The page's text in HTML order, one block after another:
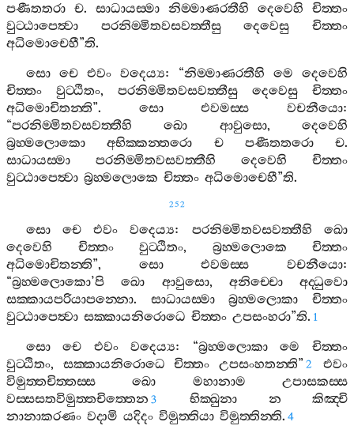
පණීතතරා ච. සාධායස‍්මා නිම‍්මාණරතීහි දෙවෙහි
චිත‍්තං
වුට‍්ඨාපෙත්‍වා
පරනිම‍්මිතවසවත‍්තීසු දෙවෙසු
චිත‍්තං
අධිමොචෙහී”ති.
සො චෙ එවං වදෙය්‍ය: “නිම‍්මාණරතීහි මෙ
දෙවෙහි
චිත‍්තං
වුට‍්ඨිතං, පරනිම‍්මිතවසවත‍්තීසු දෙවෙසු
චිත‍්තං
අධිමොචිතන‍්ති”. සො එවමස‍්ස වචනීයො:
“පරනිම‍්මිතවසවත‍්තීහි ඛො ආවුසො,දෙවෙහි
බ්‍රහ‍්මලොකො
අභික‍්කන‍්තරො ච පණීතතරො ච.
සාධායස‍්මා
පරනිම‍්මිතවසවත‍්තීහි දෙවෙහි
චිත‍්තං
වුට‍්ඨාපෙත්‍වා බ්‍රහ‍්මලොකෙ චිත‍්තං අධිමොචෙහී”ති.
252
සො චෙ එවං වදෙය්‍ය: පරනිම‍්මිතවසවත‍්තීහි
ඛො
දෙවෙහි
චිත‍්තං වුට‍්ඨිතං, බ්‍රහ‍්මලොකෙ
චිත‍්තං
අධිමොචිතන‍්ති”, සො එවමස‍්ස වචනීයො:
“බ්‍රහ‍්මලොකො’පි ඛො ආවුසො, අනිච‍්චො
අද‍්ධුවො
සක‍්කායපරියාපන‍්නො. සාධායස‍්මා බ්‍රහ‍්මලොකා
චිත‍්තං
වුට‍්ඨාපෙත්‍වා සක‍්කායනිරොධෙ චිත‍්තං උපසංහරා”ති. 1
සො චෙ එවං වදෙය්‍ය: “බ්‍රහ‍්මලොකා මෙ
චිත‍්තං
වුට‍්ඨිතං, සක‍්කායනිරොධෙ චිත‍්තං උපසංහතන‍්ති” 2
එවං
විමුත‍්තචිත‍්තස‍්ස
ඛො මහානාම
උපාසකස‍්ස
වස‍්සසතවිමුත‍්තචිත‍්තෙන 3 භික‍්ඛුනා න
කිඤ‍්චි
නානාකරණං වදාමි යදිදං විමුත‍්තියා විමුත‍්තින‍්ති. 4